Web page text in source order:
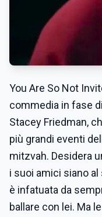
You Are So Not
commedia in fase
Stacey Friedman,
più grandi eventi
mitzvah. Desidera
i suoi amici siano
è infatuata da
ballare con lei. Ma